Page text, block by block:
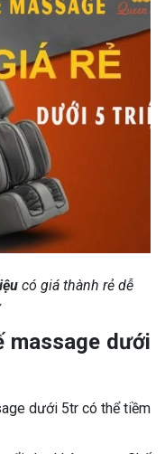
có giá thành rẻ dễ
massage dưới
dưới 5tr có thể tiềm